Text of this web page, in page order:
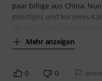
paar billige aus China.
günstiges und kürzeres
Mehr anzeigen
0 0